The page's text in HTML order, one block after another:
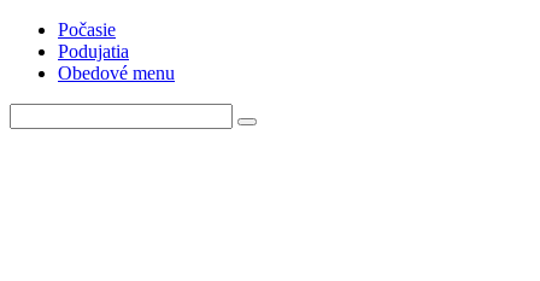
Počasie
Podujatia
Obedové menu